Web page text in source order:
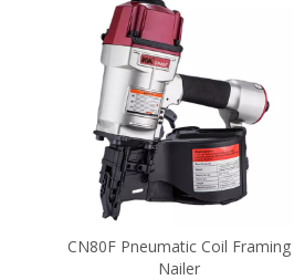
CN80F Pneumatic Coil Framing
Nailer